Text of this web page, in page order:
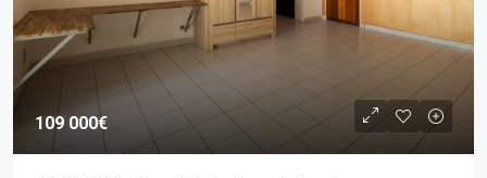
109 000€